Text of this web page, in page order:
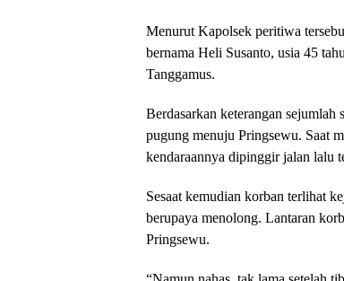
Menurut Kapolsek peritiwa
bernama Heli Susanto, usia 45
Tanggamus.
Berdasarkan keterangan
pugung menuju Pringsewu. Saat
kendaraannya dipinggir jalan lalu
Sesaat kemudian korban terlihat
berupaya menolong. Lantaran
Pringsewu.